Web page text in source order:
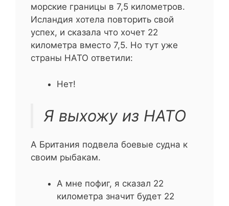
морские границы в 7,5 километров.
Исландия хотела повторить свой
успех, и сказала что хочет 22
километра вместо 7,5. Но тут уже
страны НАТО ответили:
Нет!
Я выхожу из НАТО
А Британия подвела боевые судна к
своим рыбакам.
А мне пофиг, я сказал 22
километра значит будет 22